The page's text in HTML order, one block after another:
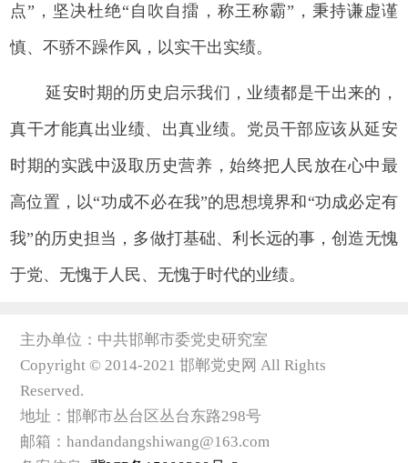
点”，坚决杜绝“自吹自擂，称王称霸”，秉持谦虚谨
慎、不骄不躁作风，以实干出实绩。
延安时期的历史启示我们，业绩都是干出来的，
真干才能真出业绩、出真业绩。党员干部应该从延安
时期的实践中汲取历史营养，始终把人民放在心中最
高位置，以“功成不必在我”的思想境界和“功成必定有
我”的历史担当，多做打基础、利长远的事，创造无愧
于党、无愧于人民、无愧于时代的业绩。
主办单位：中共邯郸市委党史研究室
Copyright © 2014-2021 邯郸党史网 All Rights
Reserved.
地址：邯郸市丛台区丛台东路298号
邮箱：handandangshiwang@163.com